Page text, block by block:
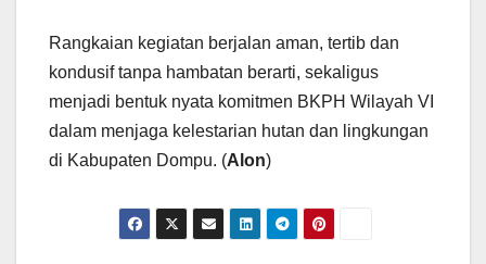
Rangkaian kegiatan berjalan aman, tertib dan
kondusif tanpa hambatan berarti, sekaligus
menjadi bentuk nyata komitmen BKPH Wilayah VI
dalam menjaga kelestarian hutan dan lingkungan
di Kabupaten Dompu. (Alon)